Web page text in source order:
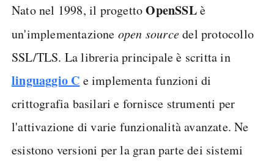
Nato nel 1998, il progettoOpenSSLè
un'implementazione open sourcedel protocollo
SSL/TLS. La libreria principale è scritta in
linguaggio C e implementa funzioni di
crittografia basilari e fornisce strumenti per
l'attivazione di varie funzionalità avanzate. Ne
esistono versioni per la gran parte dei sistemi